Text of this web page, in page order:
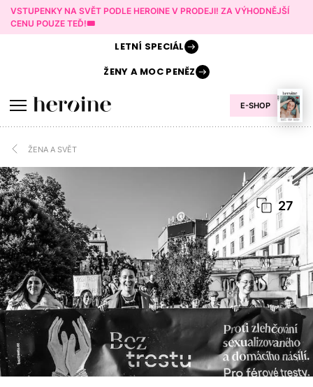
VSTUPENKY NA SVĚT PODLE HEROINE V PRODEJI! ZA VÝHODNĚJŠÍ
CENU POUZE TEĎ!🎟️
E-SHOP
LETNÍ SPECIÁL
ŽENY AMOC PENĚZ
ŽENA A SVĚT
27